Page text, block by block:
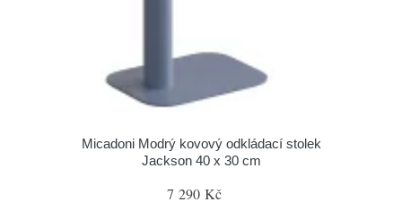
Micadoni Modrý kovový odkládací stolek
Jackson 40 x 30 cm
7 290 Kč